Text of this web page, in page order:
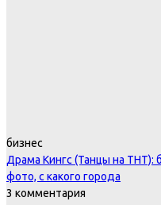
бизнес
Драма Кингс (Танцы на ТНТ):
фото, с какого города
3 комментария